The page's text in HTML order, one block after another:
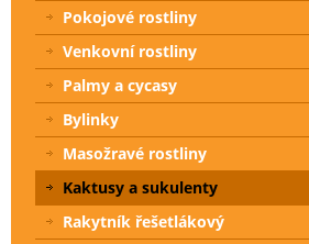
Pokojové rostliny
Venkovní rostliny
Palmy a cycasy
Bylinky
Masožravé rostliny
Kaktusy a sukulenty
Rakytník řešetlákový